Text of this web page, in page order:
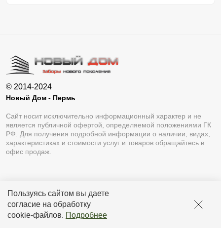
Пользуясь сайтом вы даете
согласие на обработку
cookie-файлов. Подробнее
© 2014-2024
Новый Дом - Пермь
Сайт носит исключительно информационный характер и не
является публичной офертой, определяемой положениями ГК
РФ. Для получения подробной информации о наличии, видах,
характеристиках и стоимости услуг и товаров обращайтесь в
офис продаж.
Разработка сайтаLukevium
Политика конфиденциальности